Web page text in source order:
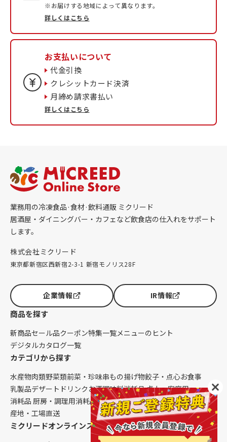
※お届けする地域によって異なります。
詳しくはこちら
お支払いについて
代金引換
クレシットカード決済
月締め請求書払い
詳しくはこちら
業務用の冷凍食品·食材·飲料通販 ミクリード
居酒屋・ダイニングバー・カフェなど飲食店の仕入れをサポート
します。
株式会社ミクリード
東京都新宿区西新宿2-3-1 新宿モノリス28F
企業情報 IR情報
商品を探す
新商品セール品クーポン特集一覧メニューのヒント
デジタルカタログ一覧
カテゴリから探す
水産物肉類野菜類前菜・珍味串もの揚げ物餃子・点心お食事
乳製品デザート ドリンク お酒調味料消耗品 卓上・客席用
消耗品 厨房・調理用消耗品 クレンリネス生鮮品（配送便限定）
産地・工場直送
ミクリードオンラインストアについて